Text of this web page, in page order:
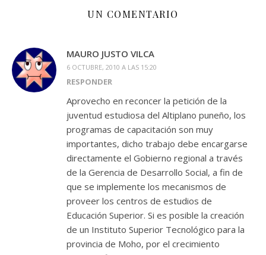
UN COMENTARIO
MAURO JUSTO VILCA
6 OCTUBRE, 2010 A LAS 15:20
RESPONDER
Aprovecho en reconcer la petición de la
juventud estudiosa del Altiplano puneño, los
programas de capacitación son muy
importantes, dicho trabajo debe encargarse
directamente el Gobierno regional a través
de la Gerencia de Desarrollo Social, a fin de
que se implemente los mecanismos de
proveer los centros de estudios de
Educación Superior. Si es posible la creación
de un Instituto Superior Tecnológico para la
provincia de Moho, por el crecimiento